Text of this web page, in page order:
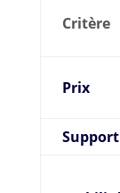
Critère
Prix
Support